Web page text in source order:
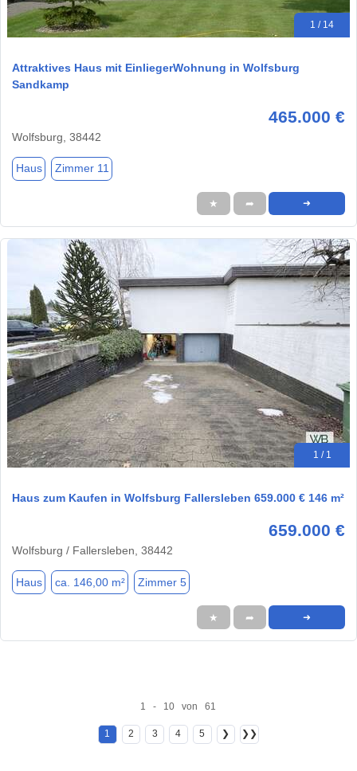
1 / 14
Attraktives Haus mit EinliegerWohnung in Wolfsburg
Sandkamp
465.000 €
Wolfsburg, 38442
Haus Zimmer 11
★ ➦ ➜
1 / 1
Haus zum Kaufen in Wolfsburg Fallersleben 659.000 € 146 m²
659.000 €
Wolfsburg / Fallersleben, 38442
Haus ca. 146,00 m² Zimmer 5
★ ➦ ➜
1 - 10 von 61
1 2 3 4 5 ❯ ❯❯